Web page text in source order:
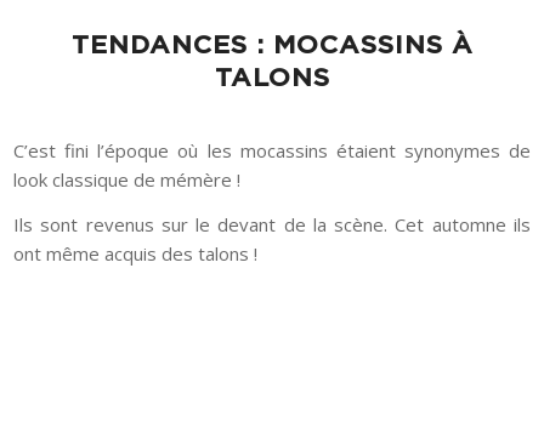
TENDANCES : MOCASSINS À
TALONS
C’est fini l’époque où les mocassins étaient synonymes de
look classique de mémère !
Ils sont revenus sur le devant de la scène. Cet automne ils
ont même acquis des talons !